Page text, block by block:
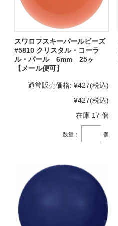
スワロフスキーパールビーズ
#5810 クリスタル・コーラ
ル・パール 6mm 25ヶ
【メール便可】
通常販売価格: ¥427(税込)
¥427(税込)
在庫 17 個
数量： 個